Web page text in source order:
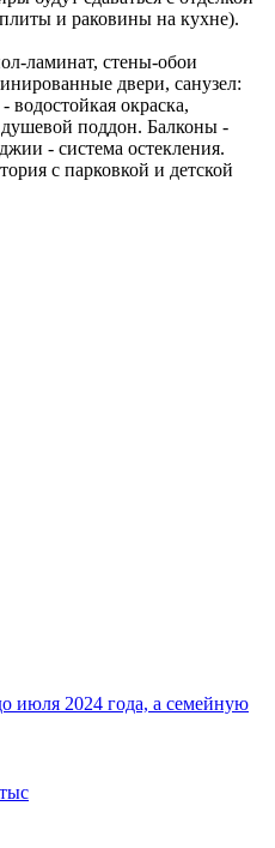
и раковины на кухне).
ламинат, стены-обои
двери, санузел:
водостойкая окраска,
душевой поддон. Балконы -
- система остекления.
с парковкой и детской
июля 2024 года, а семейную